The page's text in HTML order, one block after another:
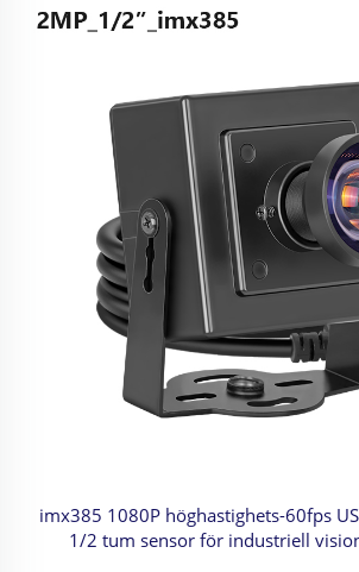
imx385 1080P höghastighets-60fps
1/2 tum sensor för industriell